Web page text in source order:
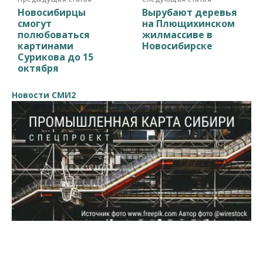
Новосибирцы
смогут
полюбоваться
картинами
Сурикова до 15
октября
Вырубают деревья
на Плющихинском
жилмассиве в
Новосибирске
Новости СМИ2